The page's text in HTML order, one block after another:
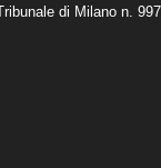
di Milano n.